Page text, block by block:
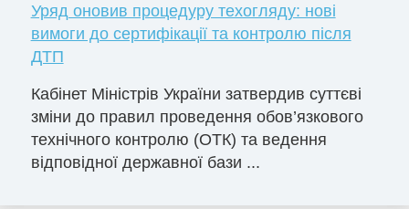
Уряд оновив процедуру техогляду: нові
вимоги до сертифікації та контролю після
ДТП
Кабінет Міністрів України затвердив суттєві
зміни до правил проведення обов’язкового
технічного контролю (ОТК) та ведення
відповідної державної бази ...